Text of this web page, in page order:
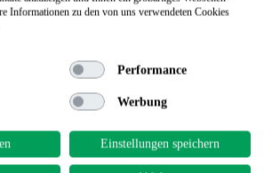
Informationen zu den von uns verwendeten Cookies
Performance
Werbung
Einstellungen speichern